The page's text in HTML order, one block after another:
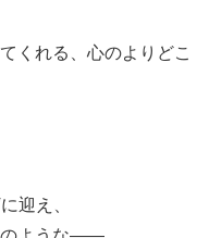
くれる、心のよりどこ
迎え、